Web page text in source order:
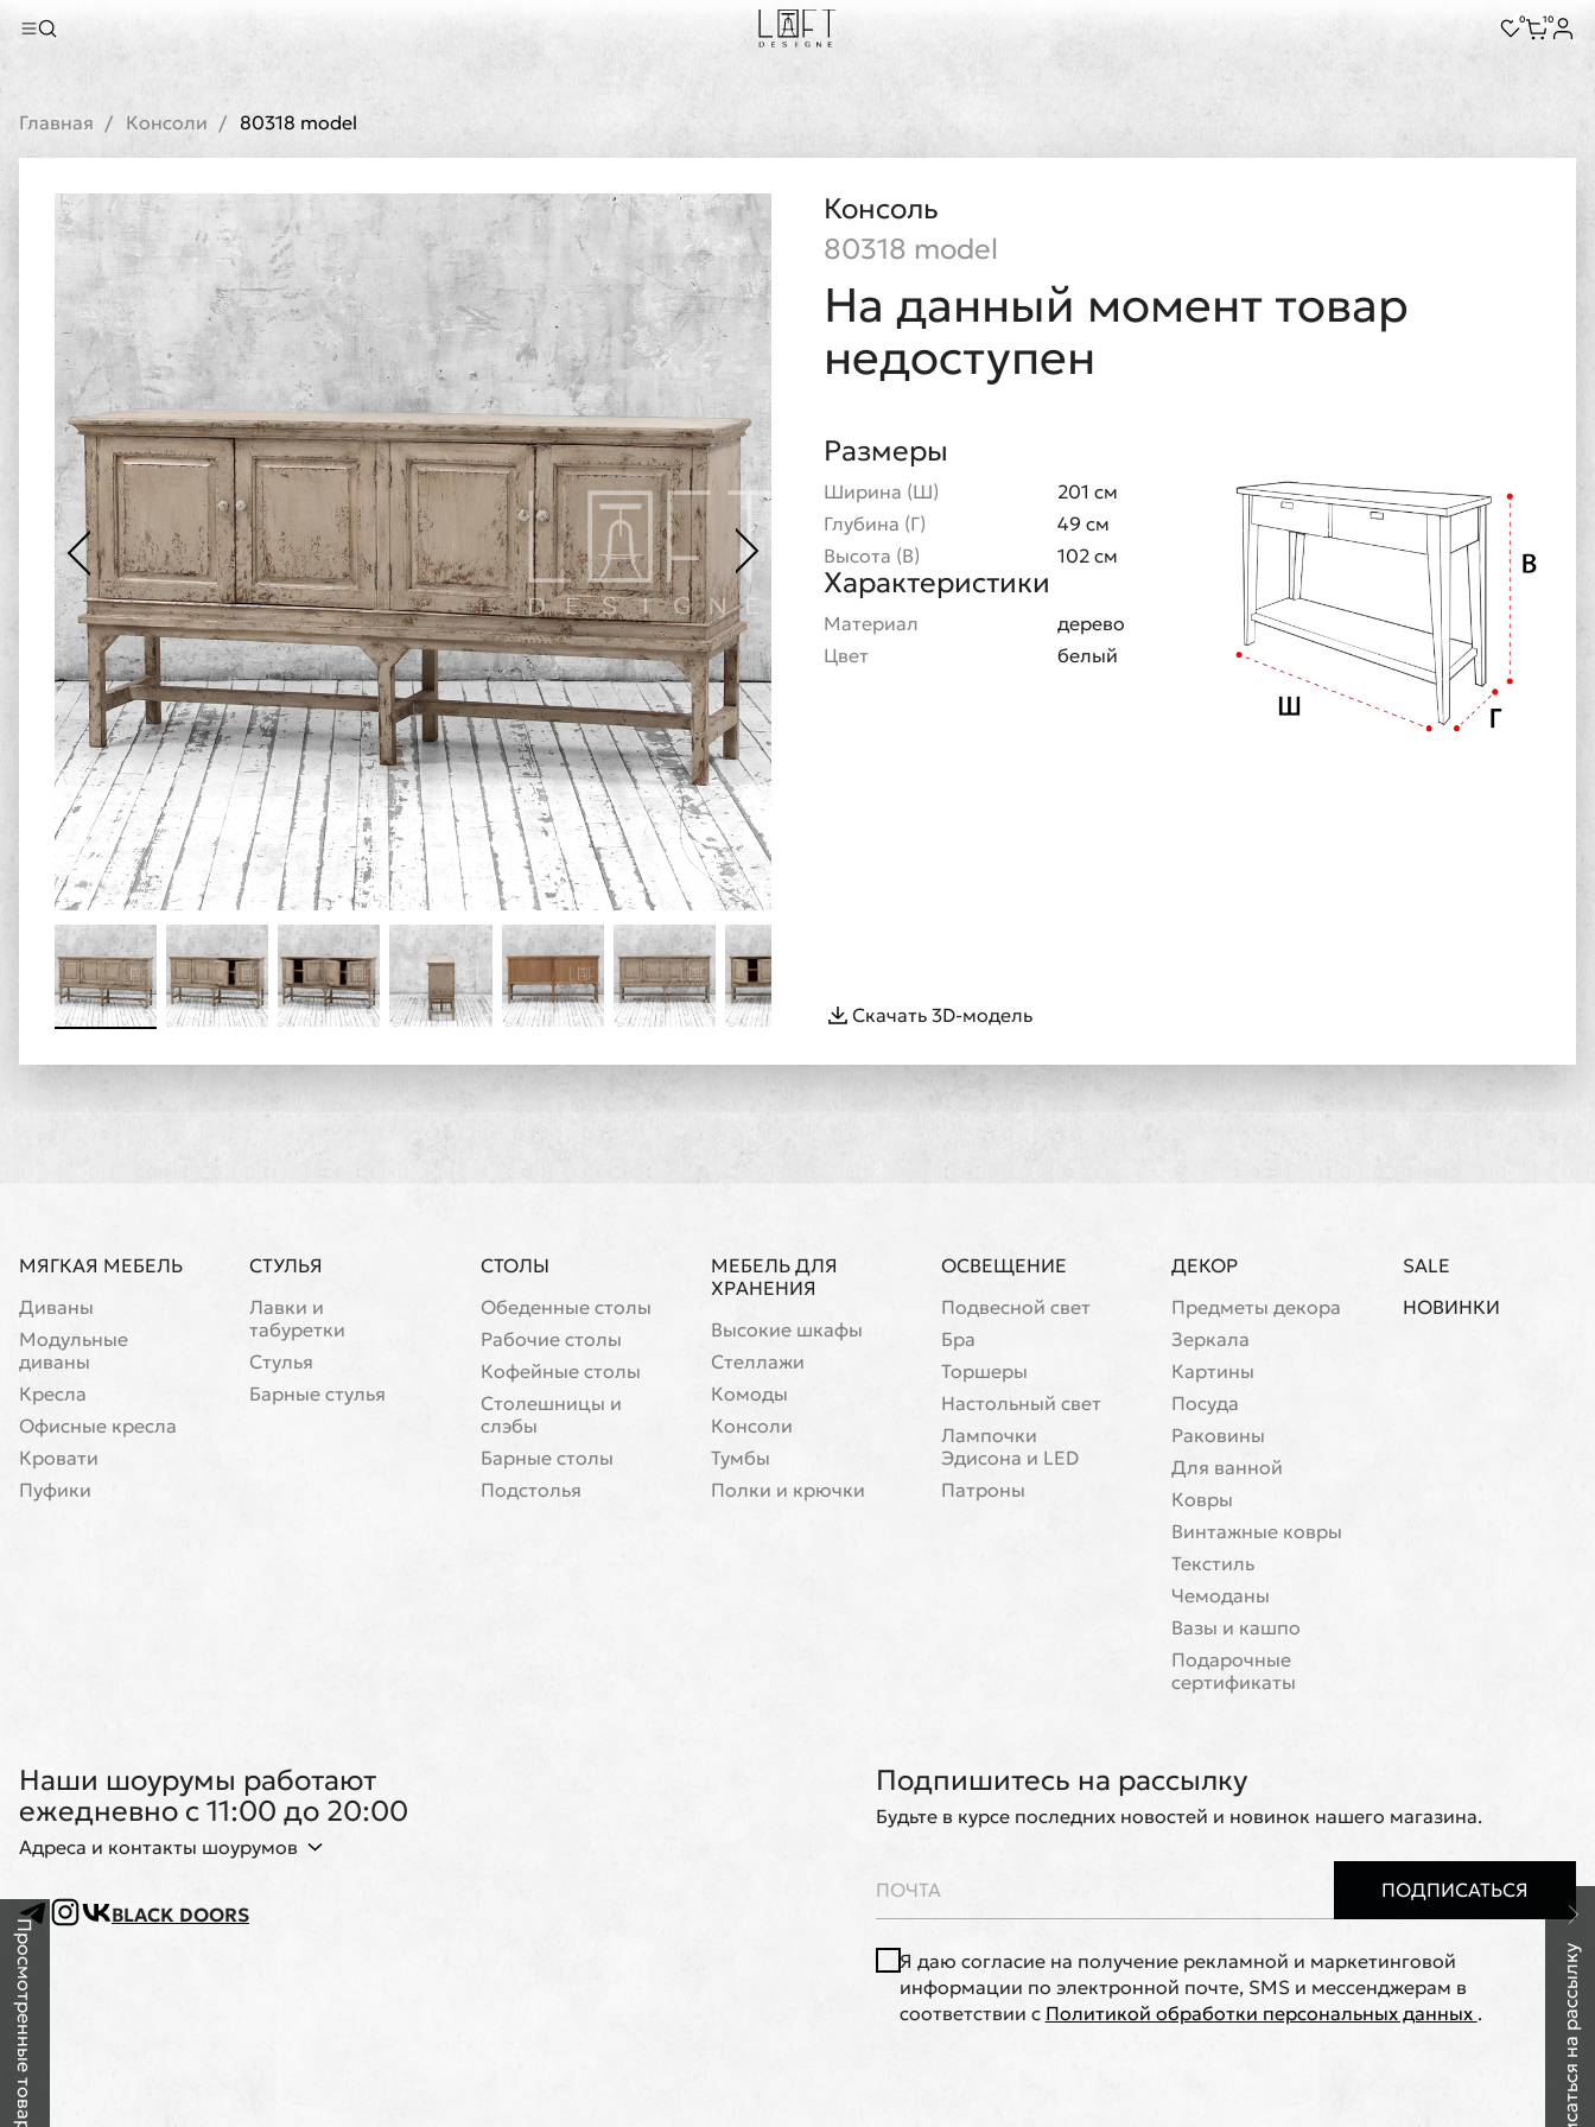
0 10
Главная Консоли 80318 model
Консоль
80318 model
На данный момент товар
недоступен
Размеры
Ширина (Ш)
201 см
Глубина (Г)
49 см
Высота (В)
102 см
Характеристики
Материал
дерево
Цвет
белый
Скачать 3D-модель
МЯГКАЯ МЕБЕЛЬ
Диваны
Модульные
диваны
Кресла
Офисные кресла
Кровати
Пуфики
СТУЛЬЯ
Лавки и
табуретки
Стулья
Барные стулья
СТОЛЫ
Обеденные столы
Рабочие столы
Кофейные столы
Cтолешницы и
слэбы
Барные столы
Подстолья
МЕБЕЛЬ ДЛЯ
ХРАНЕНИЯ
Высокие шкафы
Стеллажи
Комоды
Консоли
Тумбы
Полки и крючки
ОСВЕЩЕНИЕ
Подвесной свет
Бра
Торшеры
Настольный свет
Лампочки
Эдисона и LED
Патроны
ДЕКОР
Предметы декора
Зеркала
Картины
Посуда
Раковины
Для ванной
Ковры
Винтажные ковры
Текстиль
Чемоданы
Вазы и кашпо
Подарочные
сертификаты
SALE
НОВИНКИ
Наши шоурумы работают
ежедневно с 11:00 до 20:00
Адреса и контакты шоурумов
BLACK DOORS
Подпишитесь на рассылку
Будьте в курсе последних новостей и новинок нашего магазина.
ПОДПИСАТЬСЯ
Я даю согласие на получение рекламной и маркетинговой
информации по электронной почте, SMS и мессенджерам в
соответствии с Политикой обработки персональных данных . Подписаться на рассылку
Просмотренные товары